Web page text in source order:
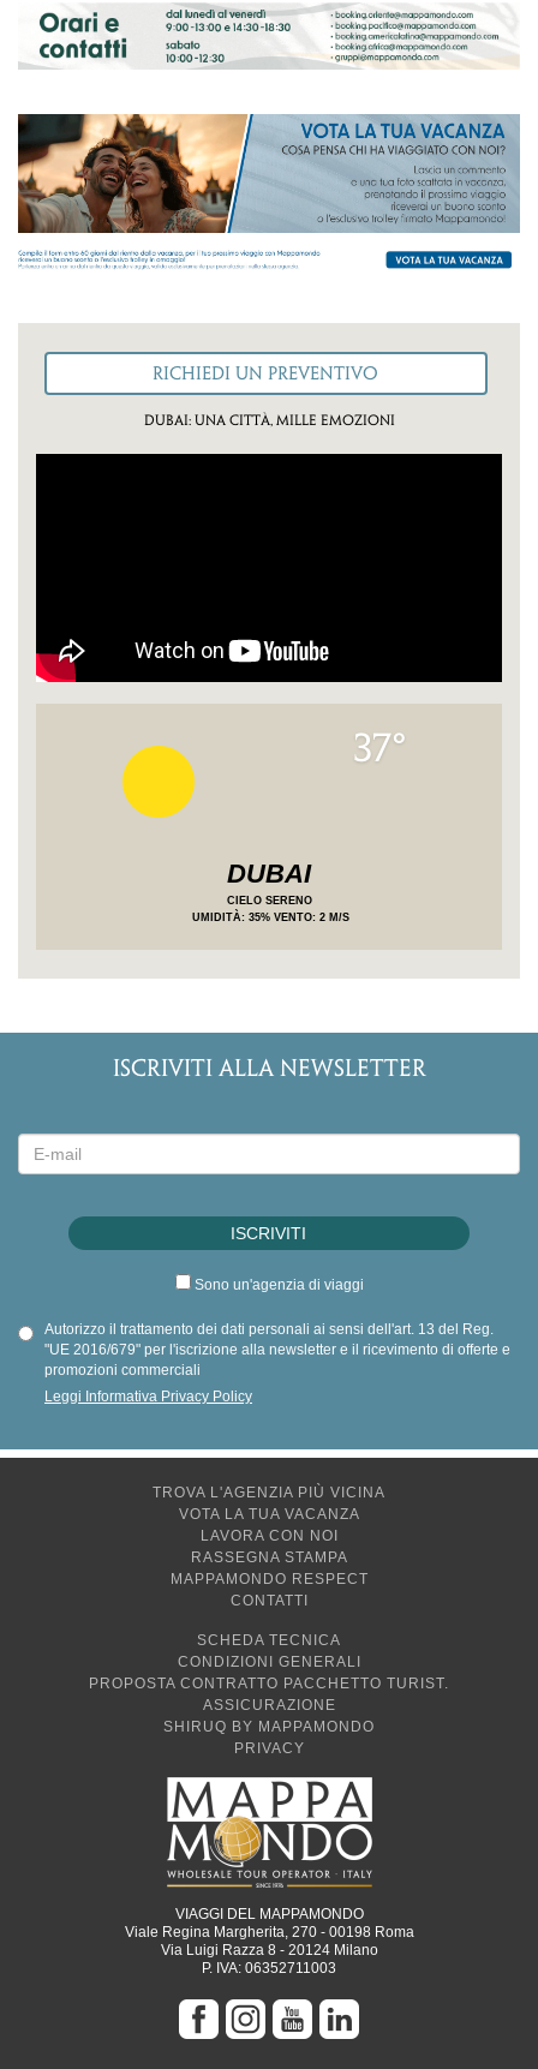
Dubai: una città, mille emozioni
37°
DUBAI
CIELO SERENO
UMIDITÀ: 35% VENTO: 2 M/S
ISCRIVITI ALLA NEWSLETTER
Sono un'agenzia di viaggi
Autorizzo il trattamento dei dati personali ai sensi dell'art. 13 del Reg.
"UE 2016/679" per l'iscrizione alla newsletter e il ricevimento di offerte e
promozioni commerciali
Leggi Informativa Privacy Policy
TROVA L'AGENZIA PIÙ VICINA
VOTA LA TUA VACANZA
LAVORA CON NOI
RASSEGNA STAMPA
MAPPAMONDO RESPECT
CONTATTI
SCHEDA TECNICA
CONDIZIONI GENERALI
PROPOSTA CONTRATTO PACCHETTO TURIST.
ASSICURAZIONE
SHIRUQ BY MAPPAMONDO
PRIVACY
VIAGGI DEL MAPPAMONDO
Viale Regina Margherita, 270 - 00198 Roma
Via Luigi Razza 8 - 20124 Milano
P. IVA: 06352711003